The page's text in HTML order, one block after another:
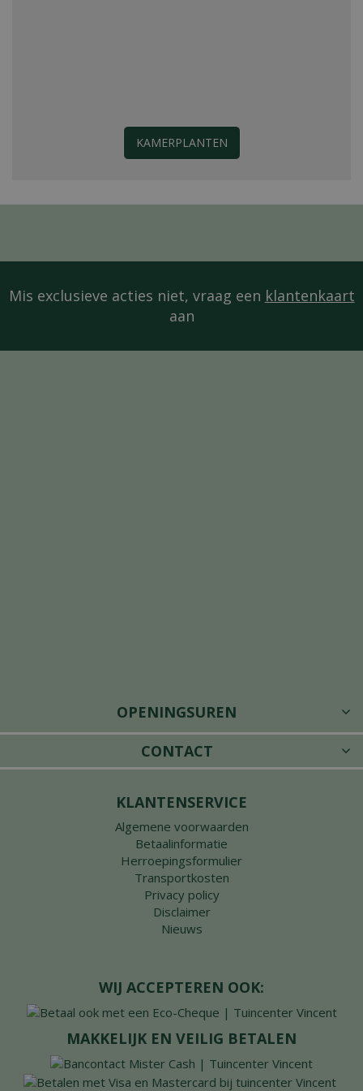
KAMERPLANTEN
Mis exclusieve acties niet, vraag een klantenkaart
aan
OPENINGSUREN
CONTACT
KLANTENSERVICE
Algemene voorwaarden
Betaalinformatie
Herroepingsformulier
Transportkosten
Privacy policy
Disclaimer
Nieuws
WIJ ACCEPTEREN OOK:
MAKKELIJK EN VEILIG BETALEN